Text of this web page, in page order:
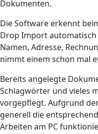
Dokumenten.
Die Software erkennt
Drop Import automatisch
Namen, Adresse,
nimmt einem schon mal
Bereits angelegte
Schlagwörter und vieles
vorgepflegt. Aufgrund
generell die
Arbeiten am PC